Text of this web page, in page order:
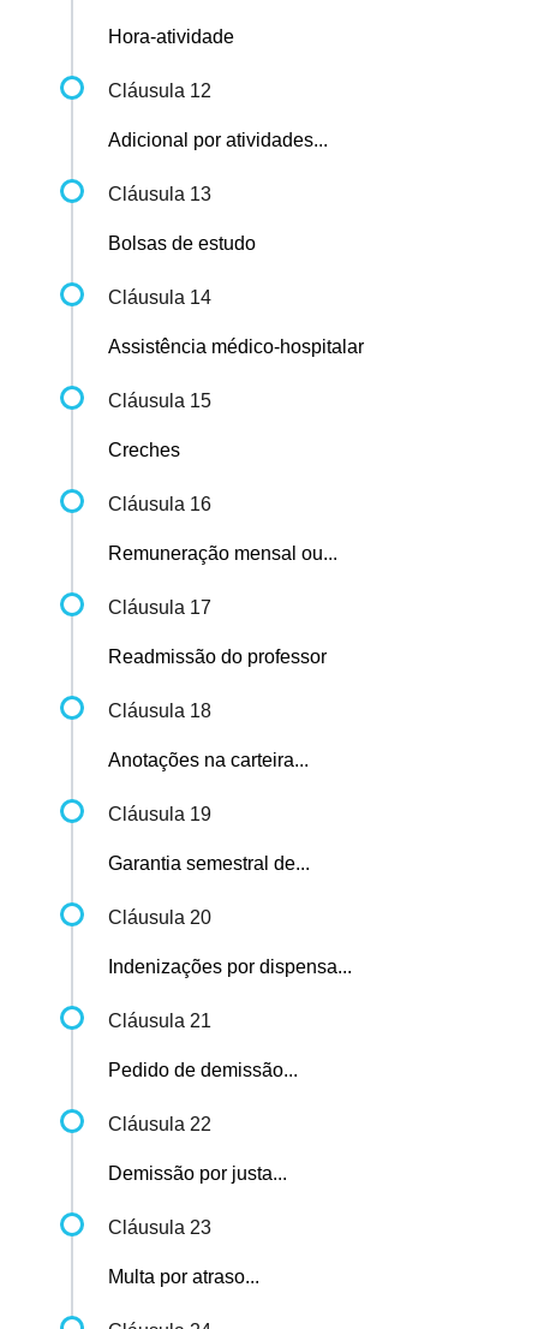
Hora-atividade
Cláusula 12
Adicional por atividades...
Cláusula 13
Bolsas de estudo
Cláusula 14
Assistência médico-hospitalar
Cláusula 15
Creches
Cláusula 16
Remuneração mensal ou...
Cláusula 17
Readmissão do professor
Cláusula 18
Anotações na carteira...
Cláusula 19
Garantia semestral de...
Cláusula 20
Indenizações por dispensa...
Cláusula 21
Pedido de demissão...
Cláusula 22
Demissão por justa...
Cláusula 23
Multa por atraso...